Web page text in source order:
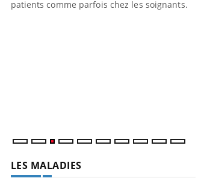
patients comme parfois chez les soignants.
LES MALADIES